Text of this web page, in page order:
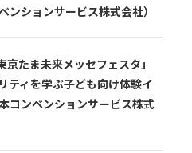
ンションサービス株式会社）
京たま未来メッセフェスタ」
ティを学ぶ子ども向け体験イ
コンベンションサービス株式